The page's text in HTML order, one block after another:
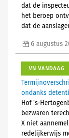
dat de
het beroep
dat de
6 augustus
VN VANDAAG
ondanks
Hof 's-
bezwaren
X niet
redelijkerwijs